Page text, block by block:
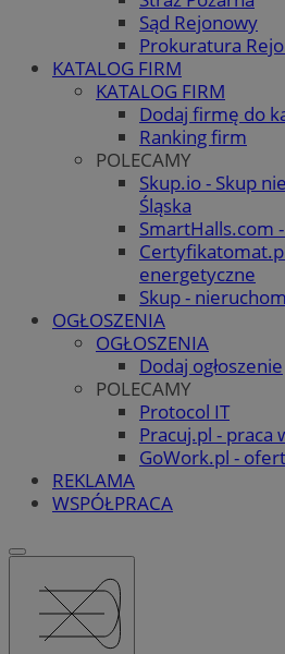
Sąd Rejonowy
Prokuratura
KATALOG FIRM
KATALOG FIRM
Dodaj firmę do
Ranking firm
POLECAMY
Skup.io - Skup
Śląska
SmartHalls.com
energetyczne
Skup -
OGŁOSZENIA
OGŁOSZENIA
Dodaj ogłoszenie
POLECAMY
Protocol IT
Pracuj.pl - praca
GoWork.pl -
REKLAMA
WSPÓŁPRACA